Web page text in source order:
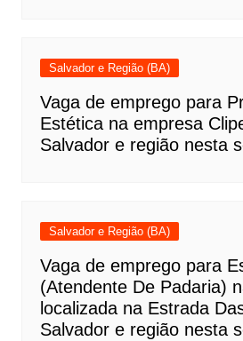
Salvador e Região (BA)
Vaga de emprego para
Estética na empresa
Salvador e região nesta
Salvador e Região (BA)
Vaga de emprego para
(Atendente De Padaria)
localizada na Estrada
Salvador e região nesta